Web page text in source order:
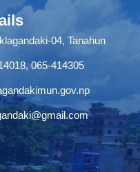
04, Tanahun
, 065-414305